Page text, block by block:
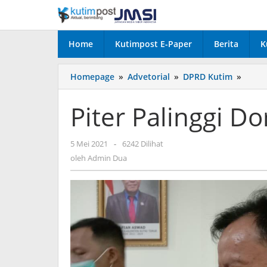
konten
Home Kutimpost E-Paper Berita
Homepage » Advetorial » DPRD Kutim »
PAD
Piter Palinggi
5 Mei 2021
oleh
Admin
-
6242 Dilihat
oleh Admin Dua